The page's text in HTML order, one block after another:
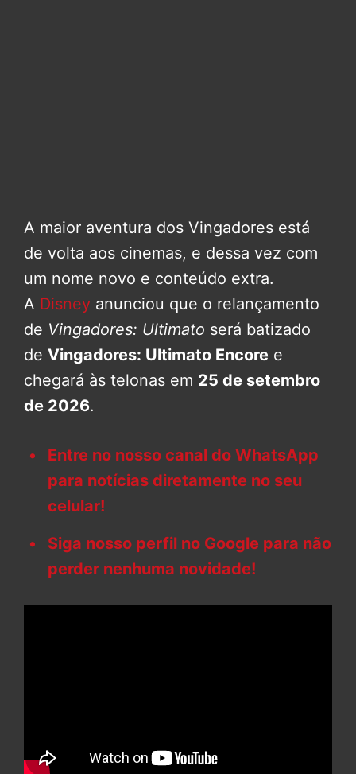
A maior aventura dos Vingadores está
de volta aos cinemas, e dessa vez com
um nome novo e conteúdo extra.
A Disney anunciou que o relançamento
de Vingadores: Ultimato será batizado
de Vingadores: Ultimato Encore e
chegará às telonas em 25 de setembro
de 2026.
Entre no nosso canal do WhatsApp
para notícias diretamente no seu
celular!
Siga nosso perfil no Google para não
perder nenhuma novidade!